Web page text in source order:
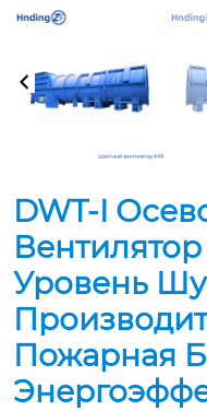
DWT-I
Уровень
Пожарная